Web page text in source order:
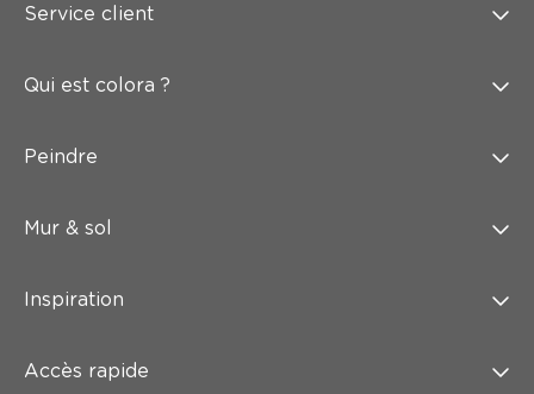
Service client
Qui est colora ?
Peindre
Mur & sol
Inspiration
Accès rapide